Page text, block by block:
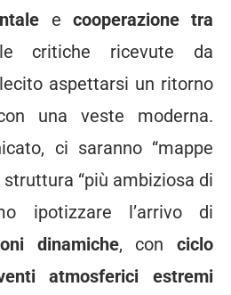
e cooperazione tra
critiche ricevute da
aspettarsi un ritorno
una veste moderna.
ci saranno “mappe
“più ambiziosa di
ipotizzare l’arrivo di
dinamiche, con ciclo
atmosferici estremi